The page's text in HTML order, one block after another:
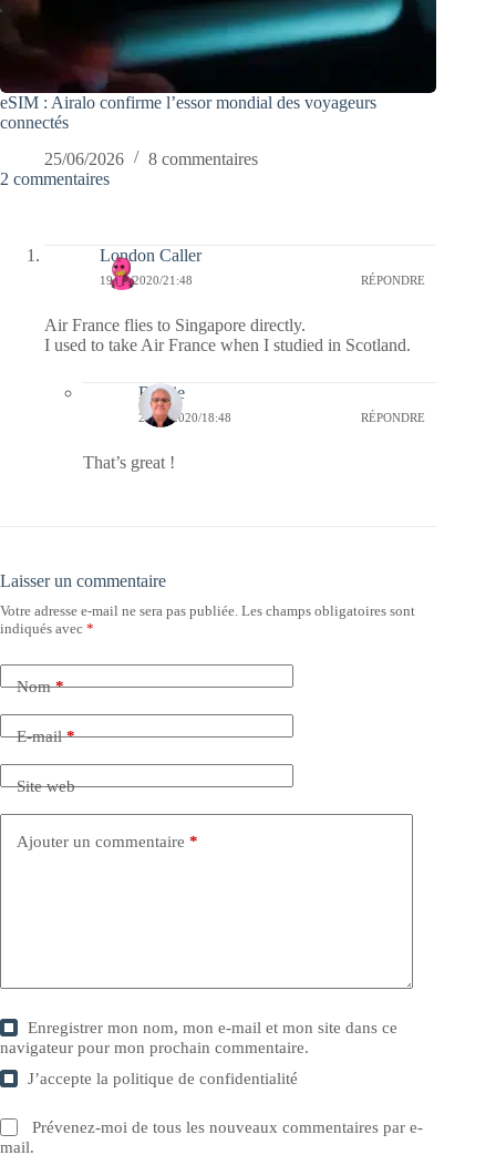
eSIM : Airalo confirme l’essor mondial des voyageurs
connectés
25/06/2026
8 commentaires
2 commentaires
London Caller
19/02/2020/21:48 RÉPONDRE
Air France flies to Singapore directly.
I used to take Air France when I studied in Scotland.
Bernie
24/02/2020/18:48 RÉPONDRE
That’s great !
Laisser un commentaire
Votre adresse e-mail ne sera pas publiée. Les champs obligatoires sont
indiqués avec *
Nom*
E-mail*
Site web
Ajouter un commentaire *
Enregistrer mon nom, mon e-mail et mon site dans ce
navigateur pour mon prochain commentaire.
J’accepte lapolitique de confidentialité
Prévenez-moi de tous les nouveaux commentaires par e-
mail.